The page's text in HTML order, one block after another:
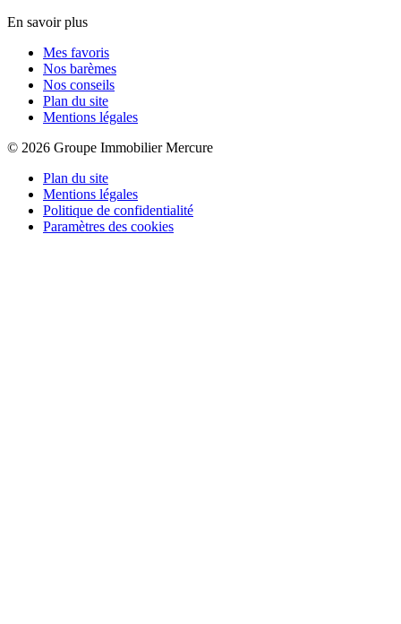
En savoir plus
Mes favoris
Nos barèmes
Nos conseils
Plan du site
Mentions légales
© 2026 Groupe Immobilier Mercure
Plan du site
Mentions légales
Politique de confidentialité
Paramètres des cookies